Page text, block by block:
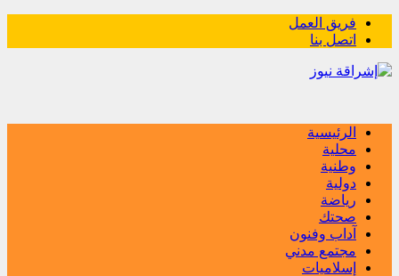
فريق العمل
اتصل بنا
الرئيسية
محلية
وطنية
دولية
رياضة
صحتك
آداب وفنون
مجتمع مدني
إسلاميات